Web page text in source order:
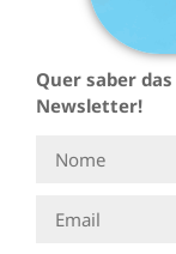
Quer saber
Newsletter!